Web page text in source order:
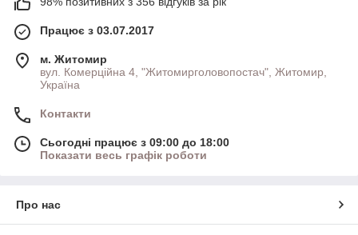
Працює з 03.07.2017
м. Житомир
вул. Комерційна 4, "Житомирголовопостач", Житомир,
Україна
Контакти
Сьогодні працює з 09:00 до 18:00
Показати весь графік роботи
Про нас